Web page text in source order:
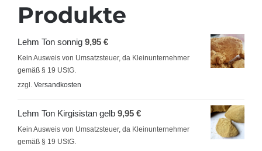
Produkte
Lehm Ton sonnig 9,95 €
Kein Ausweis von Umsatzsteuer, da Kleinunternehmer
gemäß § 19 UStG.
zzgl. Versandkosten
Lehm Ton Kirgisistan gelb 9,95 €
Kein Ausweis von Umsatzsteuer, da Kleinunternehmer
gemäß § 19 UStG.